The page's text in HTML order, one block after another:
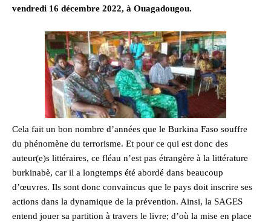
vendredi 16 décembre 2022, à Ouagadougou.
Cela fait un bon nombre d’années que le Burkina Faso souffre
du phénomène du terrorisme. Et pour ce qui est donc des
auteur(e)s littéraires, ce fléau n’est pas étrangère à la littérature
burkinabè, car il a longtemps été abordé dans beaucoup
d’œuvres. Ils sont donc convaincus que le pays doit inscrire ses
actions dans la dynamique de la prévention. Ainsi, la SAGES
entend jouer sa partition à travers le livre; d’où la mise en place